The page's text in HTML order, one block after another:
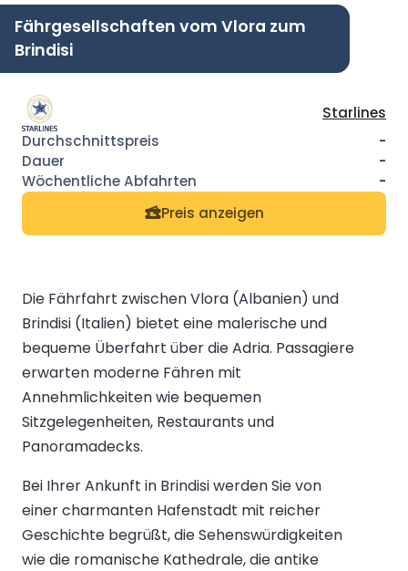
Fährgesellschaften vom Vlora zum
Brindisi
Starlines
-
-
-
Preis anzeigen
Die Fährfahrt zwischen Vlora (Albanien) und
Brindisi (Italien) bietet eine malerische und
bequeme Überfahrt über die Adria. Passagiere
erwarten moderne Fähren mit
Annehmlichkeiten wie bequemen
Sitzgelegenheiten, Restaurants und
Panoramadecks.
Bei Ihrer Ankunft in Brindisi werden Sie von
einer charmanten Hafenstadt mit reicher
Geschichte begrüßt, die Sehenswürdigkeiten
wie die romanische Kathedrale, die antike